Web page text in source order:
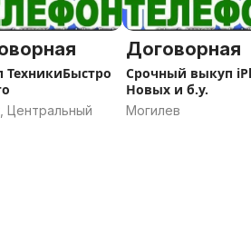
ТехникиБыстро
Центральный
Договорная
Срочный выкуп
Новых и б.у.
Могилев